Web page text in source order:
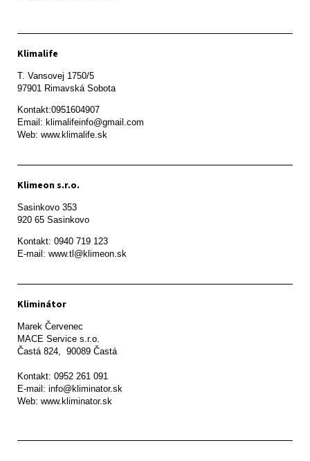
Klimalife
T. Vansovej 1750/5
97901 Rimavská Sobota
Kontakt:0951604907
Email: klimalifeinfo@gmail.com
Web: www.klimalife.sk
Klimeon s.r.o.
Sasinkovo 353
920 65 Sasinkovo
Kontakt: 0940 719 123
E-mail: www.tl@klimeon.sk
Kliminátor
Marek Červenec
MACE Service s.r.o.
Častá 824,  90089 Častá
Kontakt: 0952 261 091
E-mail: info@kliminator.sk
Web: www.kliminator.sk